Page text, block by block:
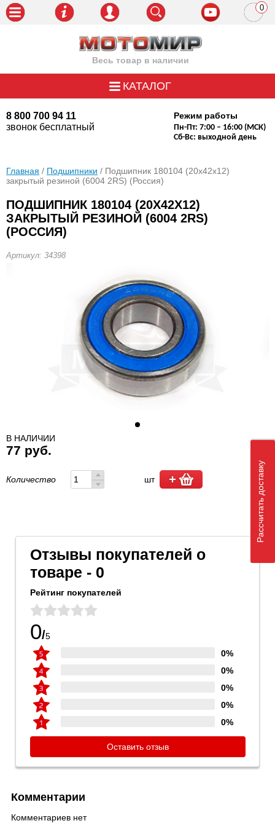
Весь товар в наличии
8 800 700 94 11
звонок бесплатный
Режим работы
Пн-Пт: 7:00 – 16:00 (МСК)
Сб-Вс: выходной день
0
КАТАЛОГ
Главная / Подшипники / Подшипник 180104 (20x42x12)
закрытый резиной (6004 2RS) (Россия)
ПОДШИПНИК 180104 (20X42X12)
ЗАКРЫТЫЙ РЕЗИНОЙ (6004 2RS)
(РОССИЯ)
Артикул: 34398
В НАЛИЧИИ
77 руб.
Количество шт
Отзывы покупателей о
товаре - 0
Рейтинг покупателей
0/5
0%
0%
0%
0%
0%
Оставить отзыв
Комментарии
Комментариев нет
Рассчитать доставку